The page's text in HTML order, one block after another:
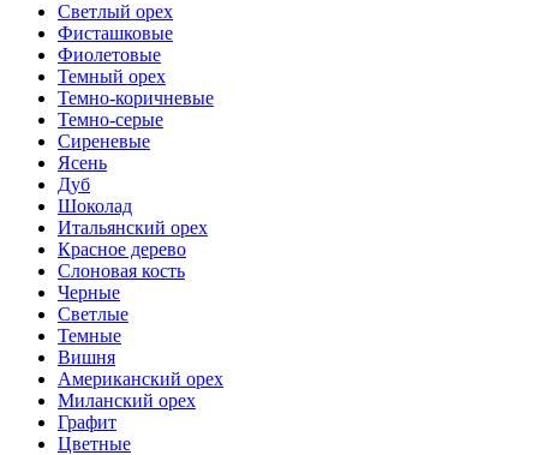
Светлый орех
Фисташковые
Фиолетовые
Темный орех
Темно-коричневые
Темно-серые
Сиреневые
Ясень
Дуб
Шоколад
Итальянский орех
Красное дерево
Слоновая кость
Черные
Светлые
Темные
Вишня
Американский орех
Миланский орех
Графит
Цветные